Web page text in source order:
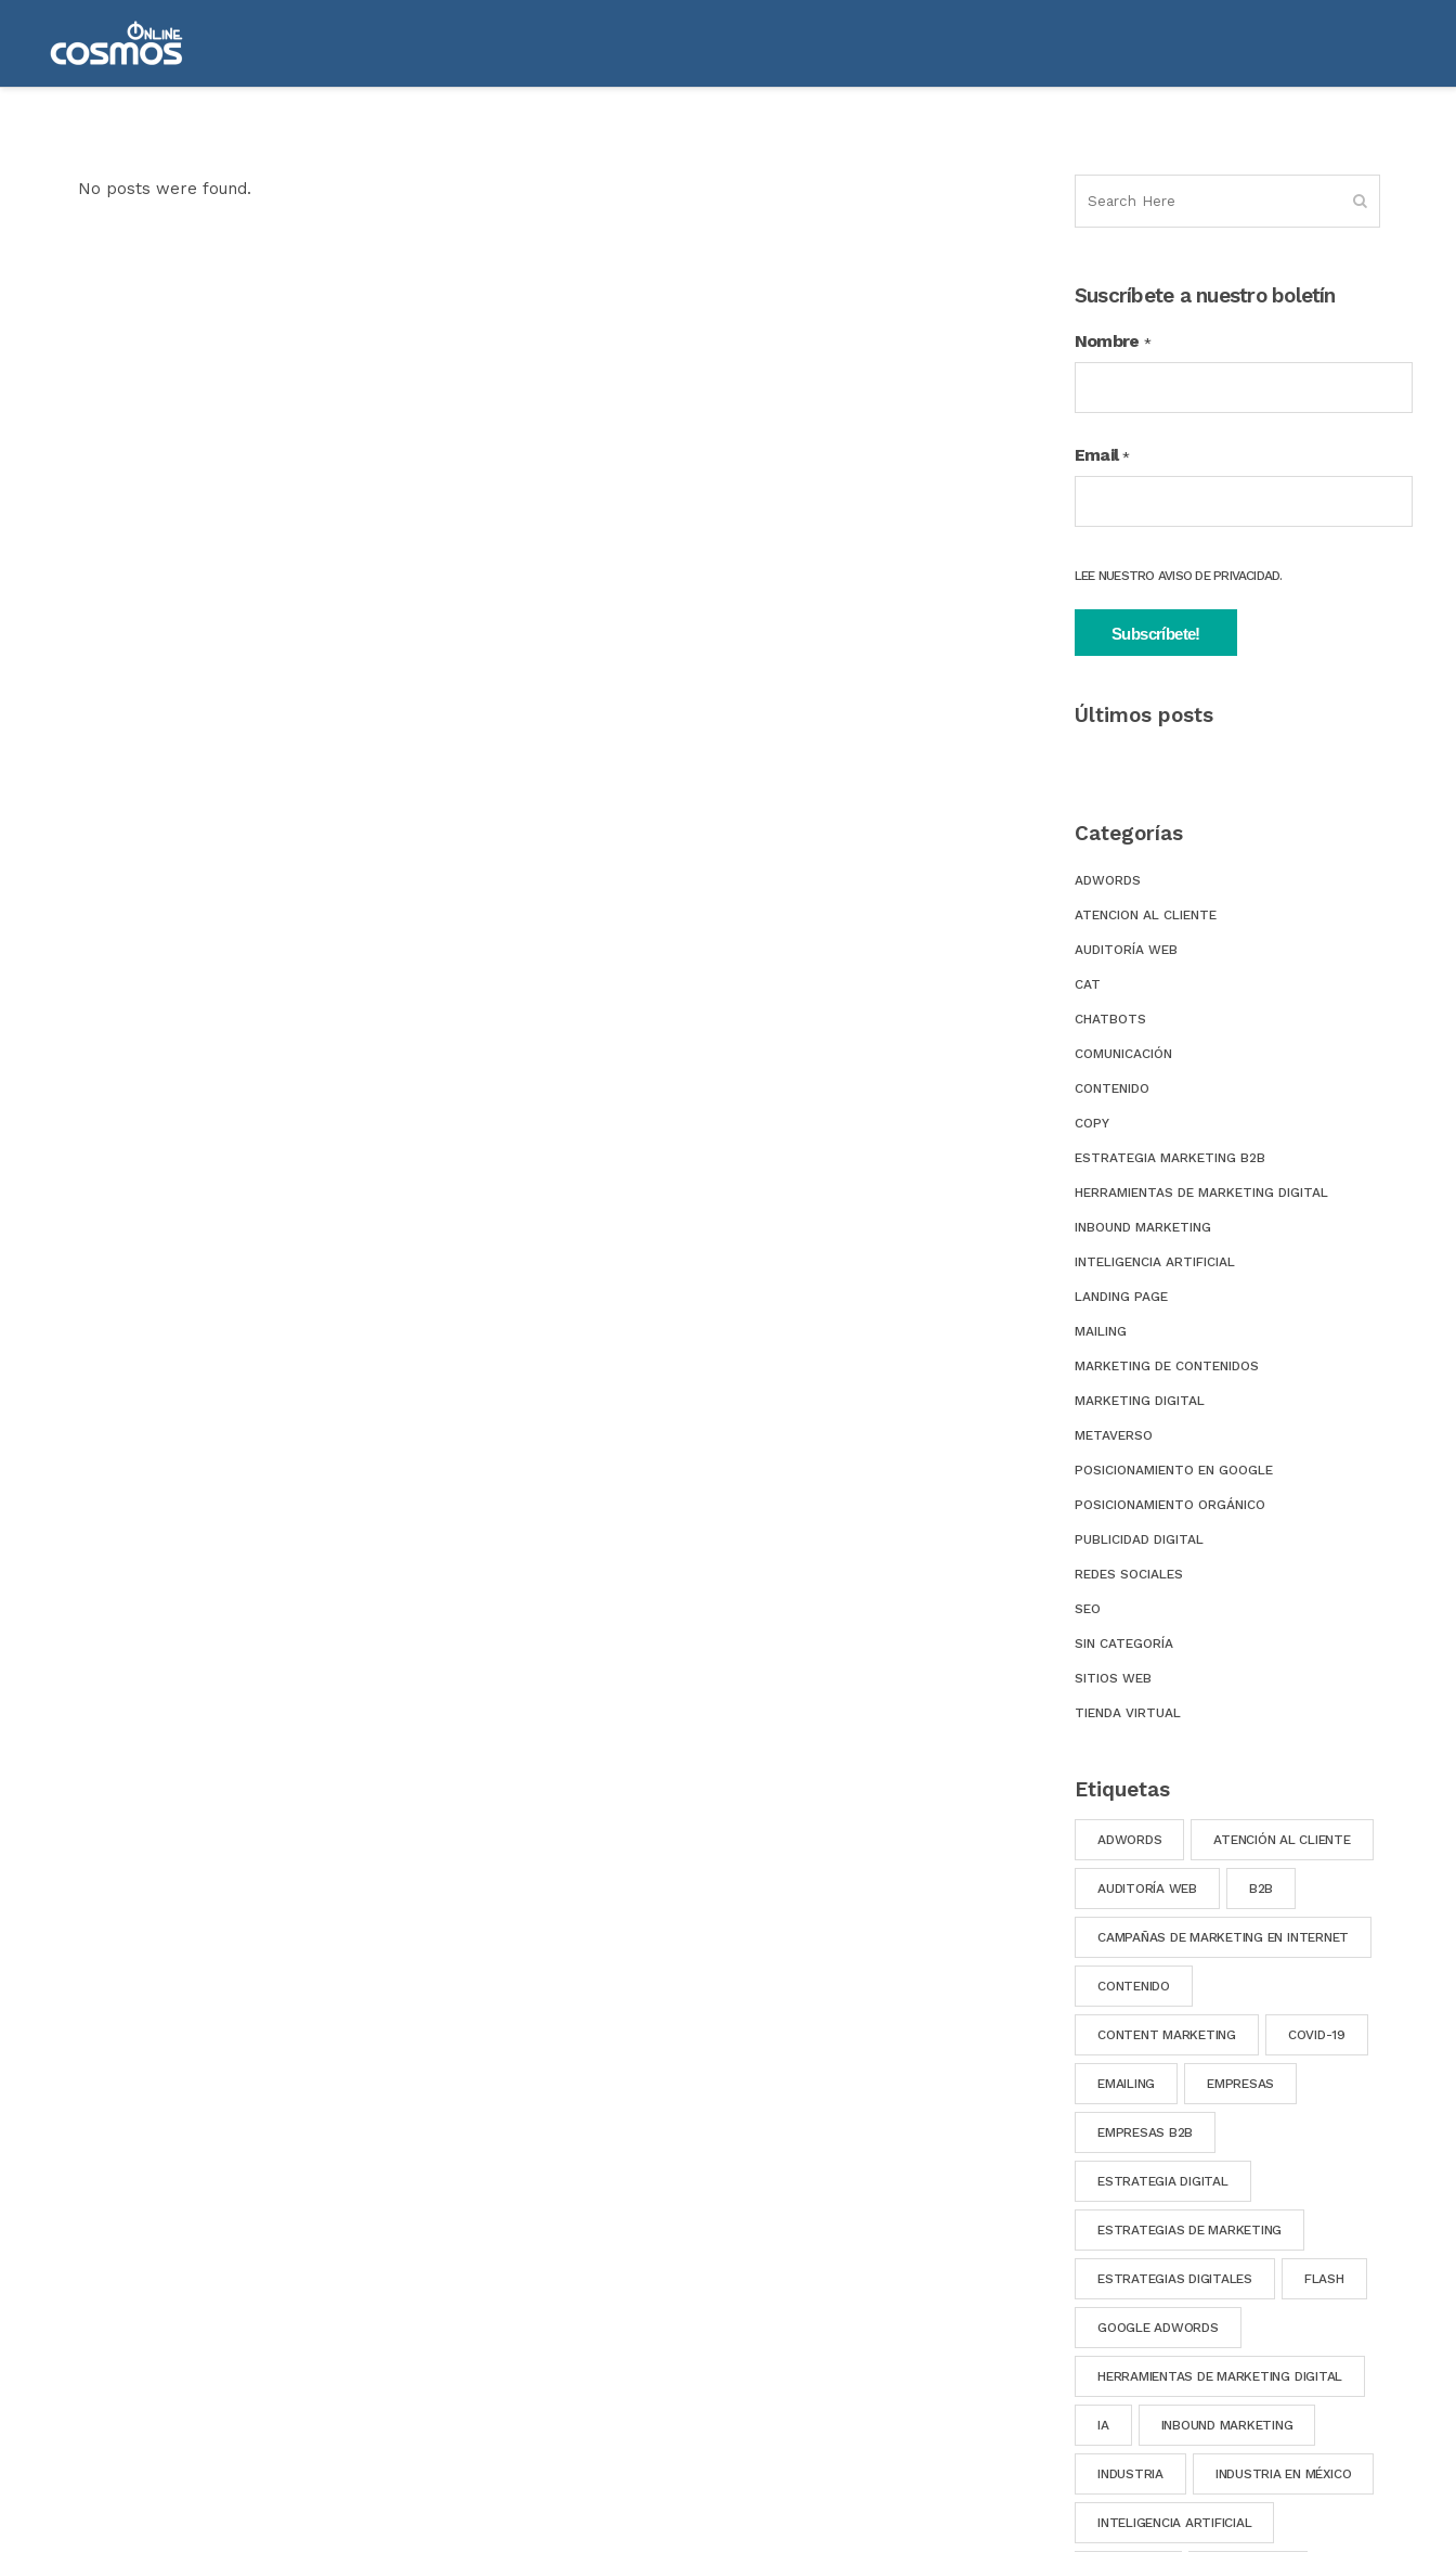
No posts were found.
Suscríbete a nuestro boletín
Nombre *
Email*
LEE NUESTRO AVISO DE PRIVACIDAD.
Últimos posts
Categorías
ADWORDS
ATENCION AL CLIENTE
AUDITORÍA WEB
CAT
CHATBOTS
COMUNICACIÓN
CONTENIDO
COPY
ESTRATEGIA MARKETING B2B
HERRAMIENTAS DE MARKETING DIGITAL
INBOUND MARKETING
INTELIGENCIA ARTIFICIAL
LANDING PAGE
MAILING
MARKETING DE CONTENIDOS
MARKETING DIGITAL
METAVERSO
POSICIONAMIENTO EN GOOGLE
POSICIONAMIENTO ORGÁNICO
PUBLICIDAD DIGITAL
REDES SOCIALES
SEO
SIN CATEGORÍA
SITIOS WEB
TIENDA VIRTUAL
Etiquetas
ADWORDS ATENCIÓN AL CLIENTE
AUDITORÍA WEB B2B
CAMPAÑAS DE MARKETING EN INTERNET
CONTENIDO
CONTENT MARKETING COVID-19
EMAILING EMPRESAS
EMPRESAS B2B
ESTRATEGIA DIGITAL
ESTRATEGIAS DE MARKETING
ESTRATEGIAS DIGITALES FLASH
GOOGLE ADWORDS
HERRAMIENTAS DE MARKETING DIGITAL
IA INBOUND MARKETING
INDUSTRIA INDUSTRIA EN MÉXICO
INTELIGENCIA ARTIFICIAL